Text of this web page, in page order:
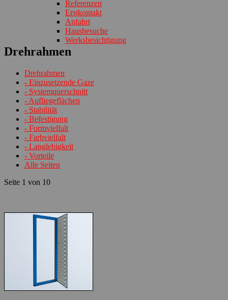
Referenzen
Erstkontakt
Anfahrt
Hausbesuche
Werksbesichtigung
Drehrahmen
Drehrahmen
- Einzusetzende Gaze
- Systemquerschnitt
- Aufliegeflächen
- Stabilität
- Befestigung
- Formvielfalt
- Farbvielfalt
- Langlebigkeit
- Vorteile
Alle Seiten
Seite 1 von 10